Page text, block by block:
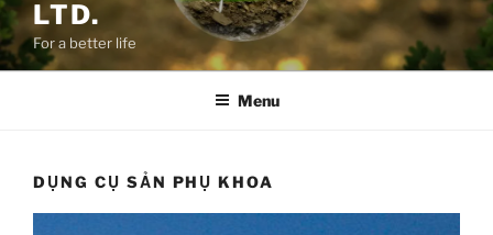
LTD.
For a better life
Menu
DỤNG CỤ SẢN PHỤ KHOA